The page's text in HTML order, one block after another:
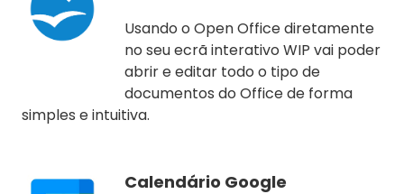
Usando o Open Office diretamente
no seu ecrã interativo WIP vai poder
abrir e editar todo o tipo de
documentos do Office de forma
simples e intuitiva.
Calendário Google